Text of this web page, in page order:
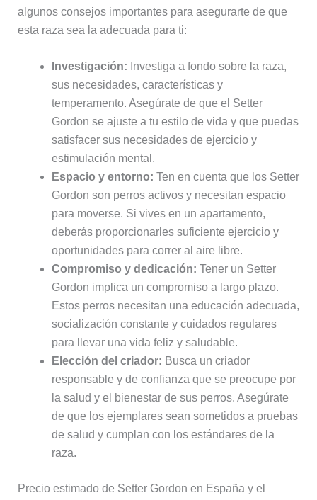
algunos consejos importantes para asegurarte de que
esta raza sea la adecuada para ti:
Investigación: Investiga a fondo sobre la raza,
sus necesidades, características y
temperamento. Asegúrate de que el Setter
Gordon se ajuste a tu estilo de vida y que puedas
satisfacer sus necesidades de ejercicio y
estimulación mental.
Espacio y entorno: Ten en cuenta que los Setter
Gordon son perros activos y necesitan espacio
para moverse. Si vives en un apartamento,
deberás proporcionarles suficiente ejercicio y
oportunidades para correr al aire libre.
Compromiso y dedicación: Tener un Setter
Gordon implica un compromiso a largo plazo.
Estos perros necesitan una educación adecuada,
socialización constante y cuidados regulares
para llevar una vida feliz y saludable.
Elección del criador: Busca un criador
responsable y de confianza que se preocupe por
la salud y el bienestar de sus perros. Asegúrate
de que los ejemplares sean sometidos a pruebas
de salud y cumplan con los estándares de la
raza.
Precio estimado de Setter Gordon en España y el